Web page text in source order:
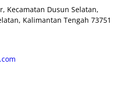
Kecamatan Dusun Selatan,
Kalimantan Tengah 73751